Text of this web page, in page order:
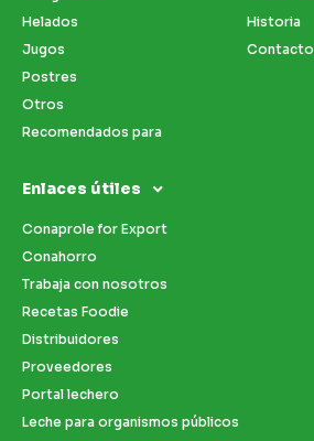
Helados
Jugos
Postres
Otros
Recomendados para
Historia
Contacto
Enlaces útiles
Conaprole for Export
Conahorro
Trabaja con nosotros
Recetas Foodie
Distribuidores
Proveedores
Portal lechero
Leche para organismos públicos